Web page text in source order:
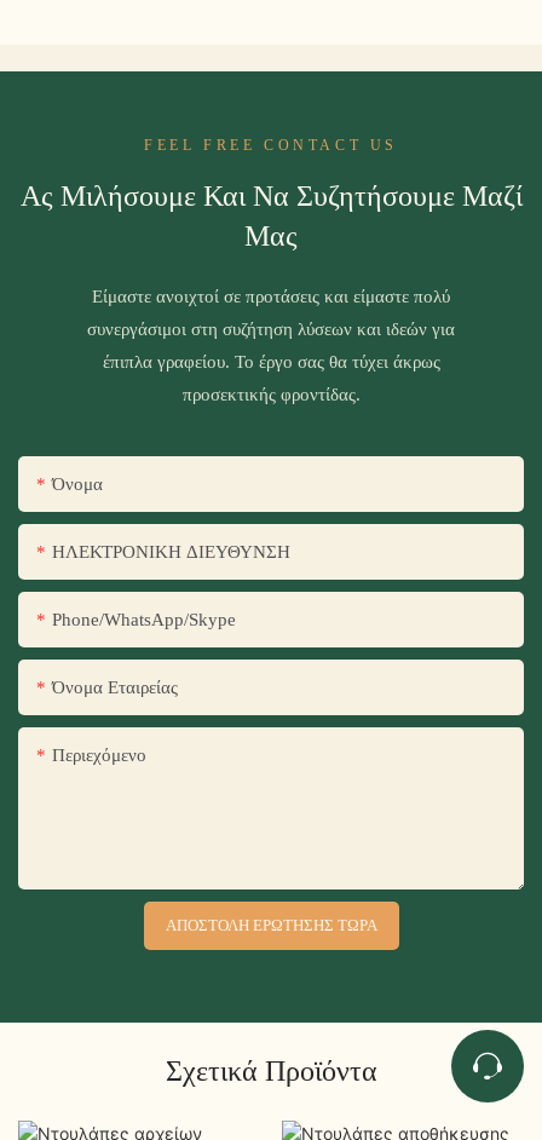
FEEL FREE CONTACT US
Ας Μιλήσουμε Και Να Συζητήσουμε Μαζί
Μας
Είμαστε ανοιχτοί σε προτάσεις και είμαστε πολύ
συνεργάσιμοι στη συζήτηση λύσεων και ιδεών για
έπιπλα γραφείου. Το έργο σας θα τύχει άκρως
προσεκτικής φροντίδας.
Όνομα
ΗΛΕΚΤΡΟΝΙΚΗ ΔΙΕΥΘΥΝΣΗ
Phone/WhatsApp/Skype
Όνομα Εταιρείας
Περιεχόμενο
ΑΠΟΣΤΟΛΉ ΕΡΏΤΗΣΗΣ ΤΏΡΑ
Σχετικά Προϊόντα